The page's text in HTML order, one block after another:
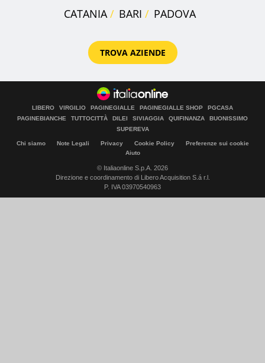
CATANIA
BARI PADOVA
TROVA AZIENDE
LIBERO VIRGILIO PAGINEGIALLE PAGINEGIALLE SHOP
PGCASA
PAGINEBIANCHE
TUTTOCITTÀ DILEI SIVIAGGIA QUIFINANZA
BUONISSIMO
SUPEREVA
Chi siamo Note Legali Privacy Cookie Policy
Preferenze sui cookie
Aiuto
© Italiaonline S.p.A. 2026
Direzione e coordinamento di Libero Acquisition S.á r.l.
P. IVA 03970540963